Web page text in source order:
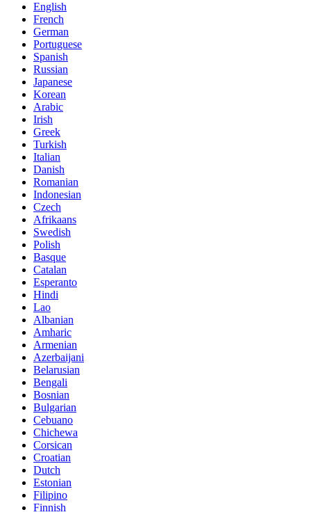
English
French
German
Portuguese
Spanish
Russian
Japanese
Korean
Arabic
Irish
Greek
Turkish
Italian
Danish
Romanian
Indonesian
Czech
Afrikaans
Swedish
Polish
Basque
Catalan
Esperanto
Hindi
Lao
Albanian
Amharic
Armenian
Azerbaijani
Belarusian
Bengali
Bosnian
Bulgarian
Cebuano
Chichewa
Corsican
Croatian
Dutch
Estonian
Filipino
Finnish